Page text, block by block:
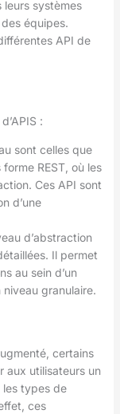
leurs systèmes
équipes.
API de
:
sont celles que
REST, où les
Ces API sont
d’une
d’abstraction
Il permet
au sein d’un
niveau granulaire.
certains
aux utilisateurs un
les types de
ces